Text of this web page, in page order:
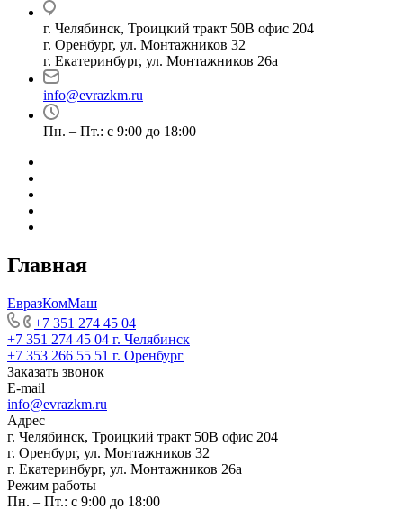
г. Челябинск, Троицкий тракт 50В офис 204
г. Оренбург, ул. Монтажников 32
г. Екатеринбург, ул. Монтажников 26а
info@evrazkm.ru
Пн. – Пт.: с 9:00 до 18:00
Главная
ЕвразКомМаш
+7 351 274 45 04
+7 351 274 45 04 г. Челябинск
+7 353 266 55 51 г. Оренбург
Заказать звонок
E-mail
info@evrazkm.ru
Адрес
г. Челябинск, Троицкий тракт 50В офис 204
г. Оренбург, ул. Монтажников 32
г. Екатеринбург, ул. Монтажников 26а
Режим работы
Пн. – Пт.: с 9:00 до 18:00